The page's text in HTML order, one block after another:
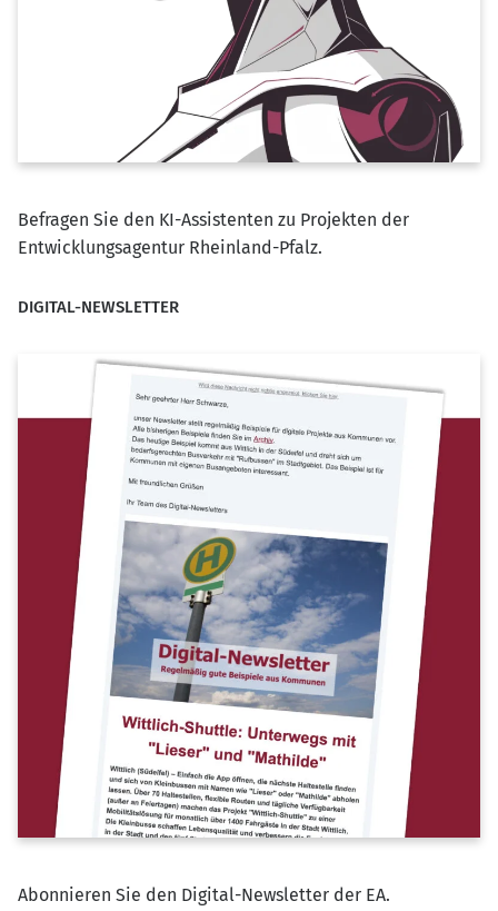
Befragen Sie den KI-Assistenten zu Projekten der
Entwicklungsagentur Rheinland-Pfalz.
DIGITAL-NEWSLETTER
Abonnieren Sie den Digital-Newsletter der EA.